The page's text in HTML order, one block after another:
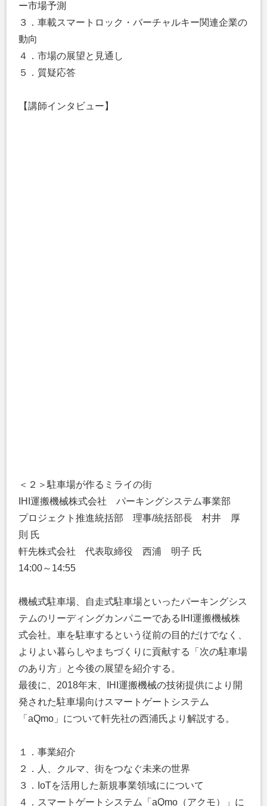
ー市場予測
３．車載スマートロック・バーチャルキー関連企業の
動向
４．市場の展望と見通し
５．質疑応答
【講師インタビュー】
＜２＞駐車場が作るミライの街
IHI運搬機械株式会社 パーキングシステム事業部
プロジェクト推進統括部 理事/統括部長 村井 厚
則 氏
軒先株式会社 代表取締役 西浦 明子 氏
14:00～14:55
機械式駐車場、自走式駐車場といったパーキングシス
テムのリーディングカンパニーであるIHI運搬機械株
式会社。車を駐車するという従前の目的だけでなく、
よりよい暮らしやまちづくりに貢献する「次の駐車場
のあり方」と今後の展望を紹介する。
最後に、2018年末、IHI運搬機械の技術提供により開
発された駐車場向けスマートゲートシステム
「aQmo」について軒先社の西浦氏より解説する。
１．事業紹介
２．人、クルマ、街をつなぐ未来の世界
３．IoTを活用した新規事業領域にについて
４．スマートゲートシステム「aQmo（アクモ）」に